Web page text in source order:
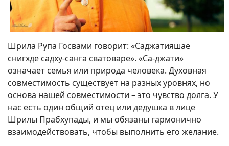
Шрила Рупа Госвами говорит: «Саджатияшае
снигхде садху-санга сватоваре». «Са-джати»
означает семья или природа человека. Духовная
совместимость существует на разных уровнях, но
основа нашей совместимости – это чувство долга. У
нас есть один общий отец или дедушка в лице
Шрилы Прабхупады, и мы обязаны гармонично
взаимодействовать, чтобы выполнить его желание.